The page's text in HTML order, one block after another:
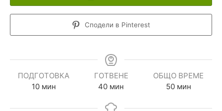
Сподели в Pinterest
ПОДГОТОВКА
10 мин
ГОТВЕНЕ
40 мин
ОБЩО ВРЕМЕ
50 мин